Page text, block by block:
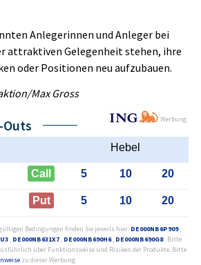
Anlegerinnen und Anleger bei
attraktiven Gelegenheit stehen, ihre
oder Positionen neu aufzubauen.
Max Gross
Werbung
Outs
Hebel
Call 5 10 20
Put 5 10 20
Bedingungen finden Sie jeweils hier: DE000NB6P909
DE000NB631X7 DE000NB690H6 DE000NB690G8 . Bitte
über Funktionsweise und Risiken der Produkte. Bitte
zu dieser Werbung.